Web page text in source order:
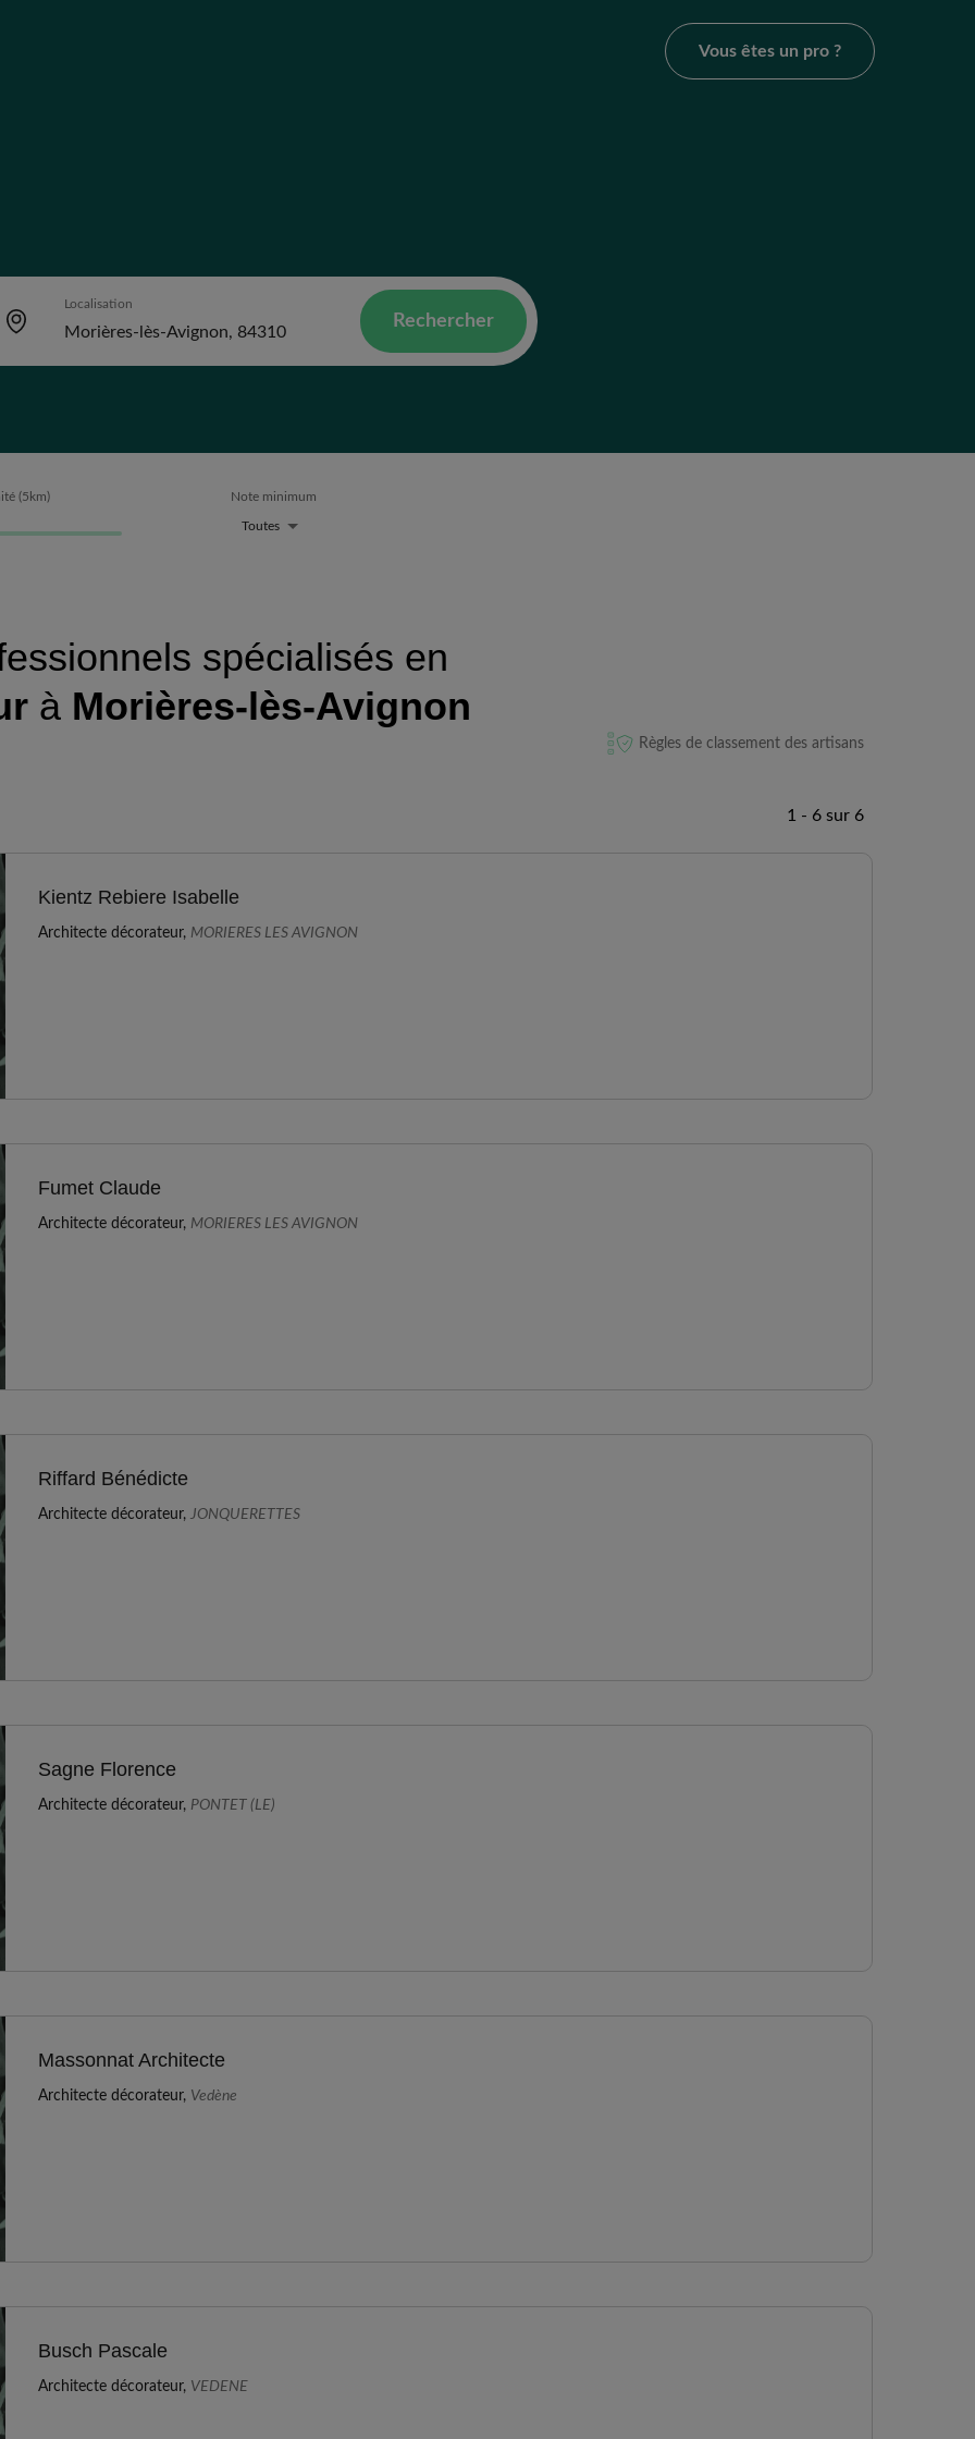
Vous êtes un pro ?
Localisation
Rechercher
(5 km) Note minimum
Toutes
spécialisés en
à Morières-lès-Avignon
Règles de classement des artisans
1 - 6 sur 6
Kientz Rebiere Isabelle
Architecte décorateur, MORIERES LES AVIGNON
Fumet Claude
Architecte décorateur, MORIERES LES AVIGNON
Riffard Bénédicte
Architecte décorateur, JONQUERETTES
Sagne Florence
Architecte décorateur, PONTET (LE)
Massonnat Architecte
Architecte décorateur, Vedène
Busch Pascale
Architecte décorateur, VEDENE